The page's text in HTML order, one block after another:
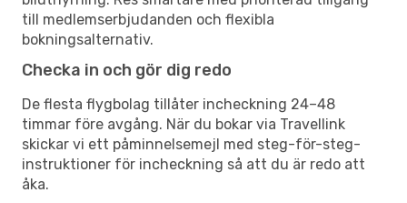
till medlemserbjudanden och flexibla
bokningsalternativ.
Checka in och gör dig redo
De flesta flygbolag tillåter incheckning 24–48
timmar före avgång. När du bokar via Travellink
skickar vi ett påminnelsemejl med steg-för-steg-
instruktioner för incheckning så att du är redo att
åka.